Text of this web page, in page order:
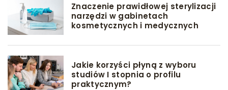
Znaczenie prawidłowej sterylizacji
narzędzi w gabinetach
kosmetycznych i medycznych
Jakie korzyści płyną z wyboru
studiów I stopnia o profilu
praktycznym?